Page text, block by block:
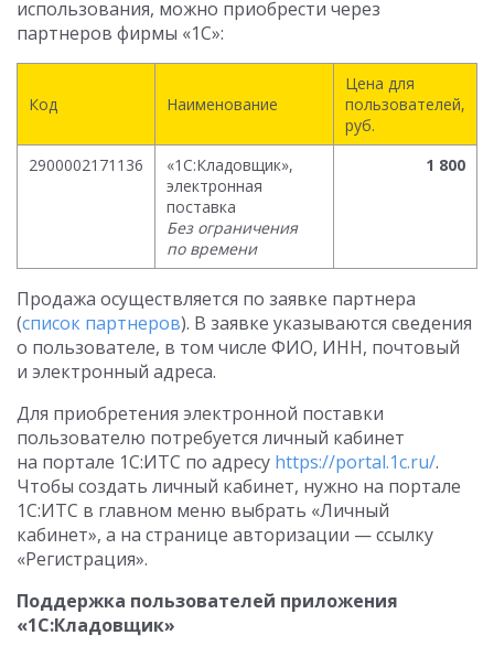
использования, можно приобрести через
партнеров фирмы «1С»:
Код Наименование
Цена для
пользователей,
руб.
2900002171136
«1C:Кладовщик»,
электронная
поставка
Без ограничения
по времени
1 800
Продажа осуществляется по заявке партнера
(список партнеров). В заявке указываются сведения
о пользователе, в том числе ФИО, ИНН, почтовый
и электронный адреса.
Для приобретения электронной поставки
пользователю потребуется личный кабинет
на портале 1С:ИТС по адресу https://portal.1c.ru/.
Чтобы создать личный кабинет, нужно на портале
1С:ИТС в главном меню выбрать «Личный
кабинет», а на странице авторизации — ссылку
«Регистрация».
Поддержка пользователей приложения
«1С:Кладовщик»